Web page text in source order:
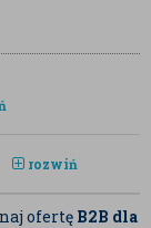
rozwiń
ofertę B2B dla